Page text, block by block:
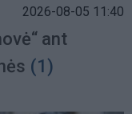
2026-08-05 11:40
ant
(1)